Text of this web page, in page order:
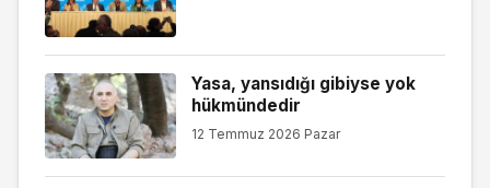
Yasa, yansıdığı gibiyse yok
hükmündedir
12 Temmuz 2026 Pazar